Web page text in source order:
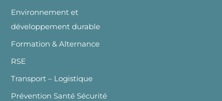
Environnement et
développement durable
Formation & Alternance
RSE
Transport – Logistique
Prévention Santé Sécurité